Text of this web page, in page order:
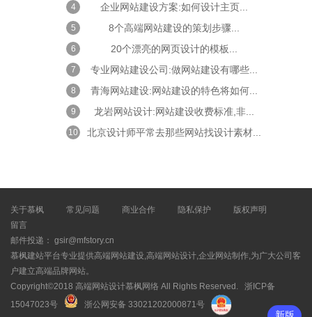
4 企业网站建设方案:如何设计主页...
5 8个高端网站建设的策划步骤...
6 20个漂亮的网页设计的模板...
7 专业网站建设公司:做网站建设有哪些...
8 青海网站建设:网站建设的特色将如何...
9 龙岩网站设计:网站建设收费标准,非...
10 北京设计师平常去那些网站找设计素材...
关于慕枫 常见问题 商业合作 隐私保护
版权声明
留言
邮件投递： gsir@mfstory.cn
慕枫建站平台专业提供高端网站建设,高端网站设计,企业网站制作,为广大公司客
户建立高端品牌网站。
Copyright©2018 高端网站设计慕枫网络 All Rights Reserved. 浙ICP备
15047023号
浙公网安备 33021202000871号